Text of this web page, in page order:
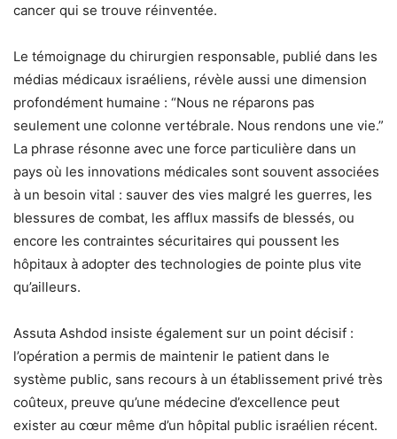
cancer qui se trouve réinventée.
Le témoignage du chirurgien responsable, publié dans les
médias médicaux israéliens, révèle aussi une dimension
profondément humaine : “Nous ne réparons pas
seulement une colonne vertébrale. Nous rendons une vie.”
La phrase résonne avec une force particulière dans un
pays où les innovations médicales sont souvent associées
à un besoin vital : sauver des vies malgré les guerres, les
blessures de combat, les afflux massifs de blessés, ou
encore les contraintes sécuritaires qui poussent les
hôpitaux à adopter des technologies de pointe plus vite
qu’ailleurs.
Assuta Ashdod insiste également sur un point décisif :
l’opération a permis de maintenir le patient dans le
système public, sans recours à un établissement privé très
coûteux, preuve qu’une médecine d’excellence peut
exister au cœur même d’un hôpital public israélien récent.